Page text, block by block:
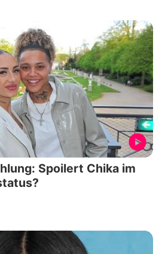
Spoilert Chika im